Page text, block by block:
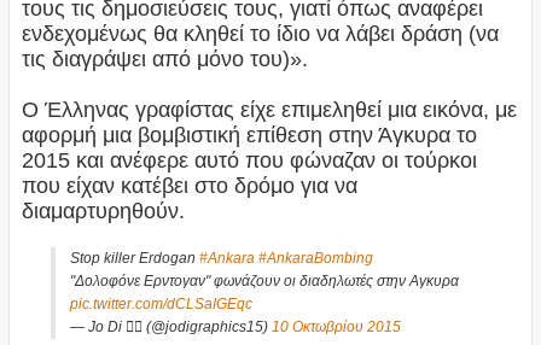
τους τις δημοσιεύσεις τους, γιατί όπως αναφέρει
ενδεχομένως θα κληθεί το ίδιο να λάβει δράση (να
τις διαγράψει από μόνο του)».
Ο Έλληνας γραφίστας είχε επιμεληθεί μια εικόνα, με
αφορμή μια βομβιστική επίθεση στην Άγκυρα το
2015 και ανέφερε αυτό που φώναζαν οι τούρκοι
που είχαν κατέβει στο δρόμο για να
διαμαρτυρηθούν.
Stop killer Erdogan #Ankara #AnkaraBombing
"Δολοφόνε Ερντογαν" φωνάζουν οι διαδηλωτές στην Αγκυρα
pic.twitter.com/dCLSaIGEqc
— Jo Di 🏳️‍🌈 (@jodigraphics15) 10 Οκτωβρίου 2015